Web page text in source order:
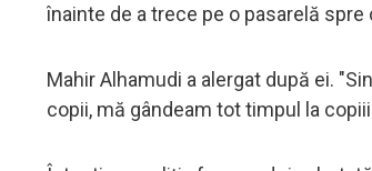
înainte de a trece pe o pasarelă spre
Mahir Alhamudi a alergat după ei.
copii, mă gândeam tot timpul la